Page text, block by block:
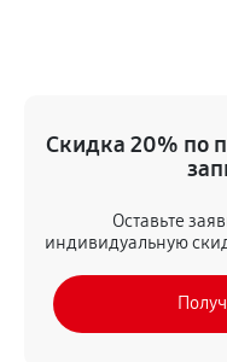
Скидка 20% по
Оставьте
индивидуальную